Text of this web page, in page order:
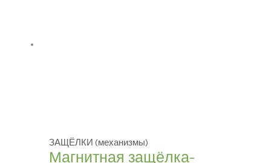
В наличии
ЗАЩЁЛКИ (механизмы)
Магнитная защёлка-